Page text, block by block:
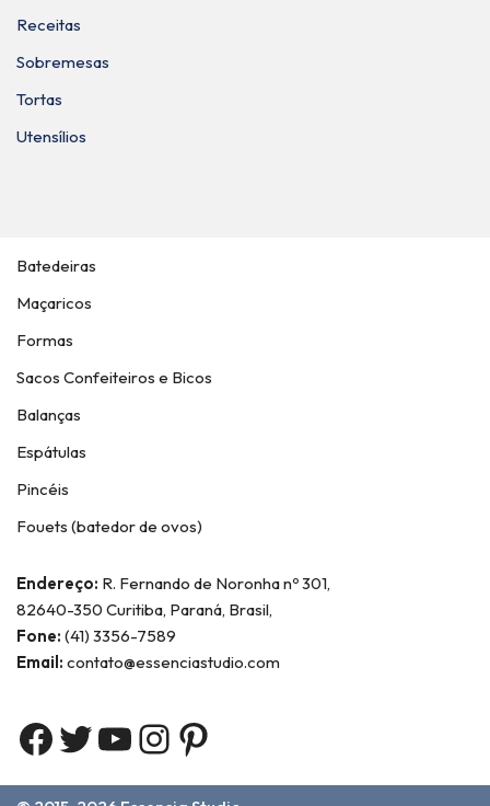
Receitas
Sobremesas
Tortas
Utensílios
Batedeiras
Maçaricos
Formas
Sacos Confeiteiros e Bicos
Balanças
Espátulas
Pincéis
Fouets (batedor de ovos)
Endereço: R. Fernando de Noronha nº 301,
82640-350 Curitiba, Paraná, Brasil,
Fone: (41) 3356-7589
Email: contato@essenciastudio.com